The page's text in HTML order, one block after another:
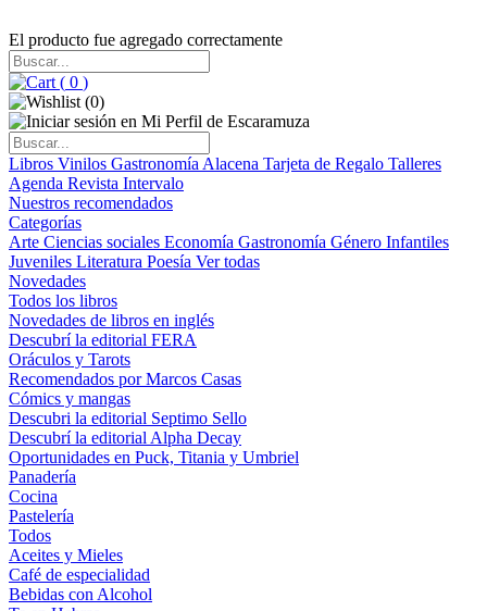
El producto fue agregado correctamente
( 0 )
(0)
Libros Vinilos Gastronomía Alacena Tarjeta de Regalo Talleres
Agenda Revista Intervalo
Nuestros recomendados
Categorías
Arte Ciencias sociales Economía Gastronomía Género Infantiles
Juveniles Literatura Poesía Ver todas
Novedades
Todos los libros
Novedades de libros en inglés
Descubrí la editorial FERA
Oráculos y Tarots
Recomendados por Marcos Casas
Cómics y mangas
Descubri la editorial Septimo Sello
Descubrí la editorial Alpha Decay
Oportunidades en Puck, Titania y Umbriel
Panadería
Cocina
Pastelería
Todos
Aceites y Mieles
Café de especialidad
Bebidas con Alcohol